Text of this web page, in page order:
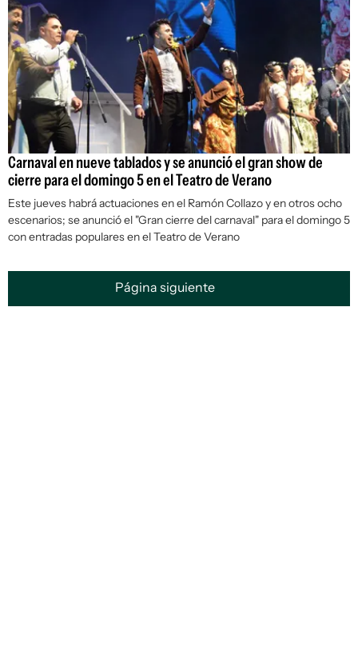
Carnaval en nueve tablados y se anunció el gran show de
cierre para el domingo 5 en el Teatro de Verano
Este jueves habrá actuaciones en el Ramón Collazo y en otros ocho
escenarios; se anunció el "Gran cierre del carnaval" para el domingo 5
con entradas populares en el Teatro de Verano
Página siguiente